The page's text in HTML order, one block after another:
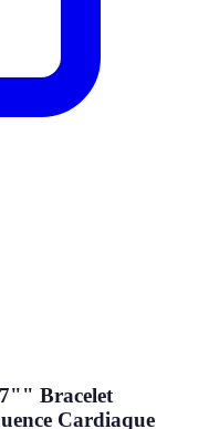
Bracelet
Cardiaque